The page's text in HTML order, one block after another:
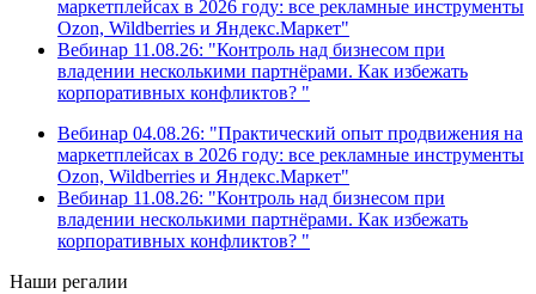
маркетплейсах в 2026 году: все рекламные инструменты
Ozon, Wildberries и Яндекс.Маркет"
Вебинар 11.08.26: "Контроль над бизнесом при
владении несколькими партнёрами. Как избежать
корпоративных конфликтов? "
Вебинар 04.08.26: "Практический опыт продвижения на
маркетплейсах в 2026 году: все рекламные инструменты
Ozon, Wildberries и Яндекс.Маркет"
Вебинар 11.08.26: "Контроль над бизнесом при
владении несколькими партнёрами. Как избежать
корпоративных конфликтов? "
Наши регалии